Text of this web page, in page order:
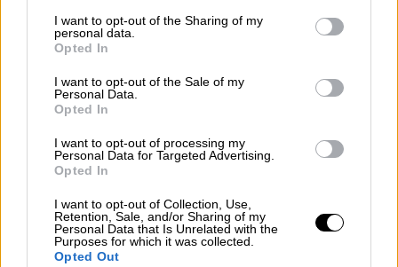
not limited to your visit or usage behaviour. You may click to
grant or deny consent to Google and its third-party tags to
use your data for below specified purposes in below Google
consent section.
I want to opt-out of the Sharing of my
personal data.
Opted In
I want to opt-out of the Sale of my
Personal Data.
Opted In
I want to opt-out of processing my
Personal Data for Targeted Advertising.
Opted In
I want to opt-out of Collection, Use,
Retention, Sale, and/or Sharing of my
Personal Data that Is Unrelated with the
Purposes for which it was collected.
Opted Out
θερμοκρασίαθα σημειώσει άνοδο κυρίως
Ιόνιοκαι τα ηπειρωτικά και θα φτάσει
τους 23 με 25 βαθμούς και στην υπόλοιπη
νησιωτική χώρα τους
Κελσίου.
Πρόγνωση για τη Δευτέρα του Πάσχα